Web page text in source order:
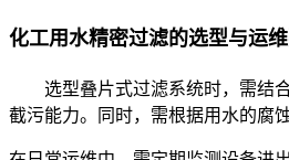
化工用水精密过滤的选型与运
选型叠片式过滤系统时，需结
截污能力。同时，需根据用水的腐